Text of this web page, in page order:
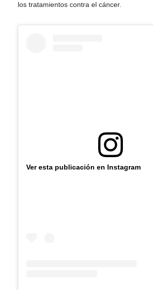
los tratamientos contra el cáncer.
Ver esta publicación en Instagram